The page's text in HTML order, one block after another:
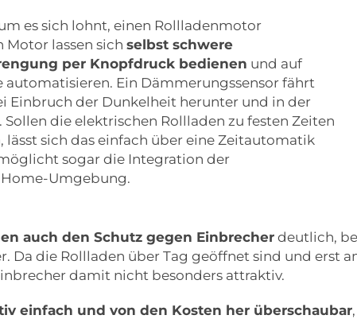
es sich lohnt, einen Rollladenmotor
Motor lassen sich selbst schwere
per Knopfdruck bedienen und auf
Ein Dämmerungssensor fährt
Einbruch der Dunkelheit herunter und in der
die elektrischen Rollladen zu festen Zeiten
sich das einfach über eine Zeitautomatik
sogar die Integration der
Umgebung.
auch den Schutz gegen Einbrecher deutlich,
Da die Rollladen über Tag geöffnet sind und erst
damit nicht besonders attraktiv.
einfach und von den Kosten her überschaubar